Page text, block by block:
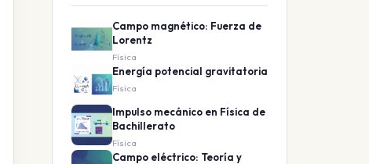
Campo magnético: Fuerza de
Lorentz
Física
Energía potencial gravitatoria
Física
Impulso mecánico en Física de
Bachillerato
Física
Campo eléctrico: Teoría y